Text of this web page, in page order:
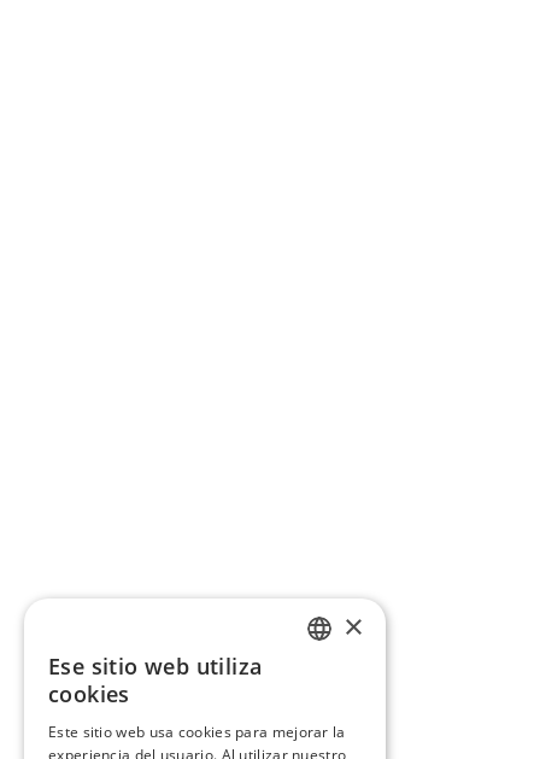
×
Ese sitio web utiliza
cookies
Este sitio web usa cookies para mejorar la
experiencia del usuario. Al utilizar nuestro